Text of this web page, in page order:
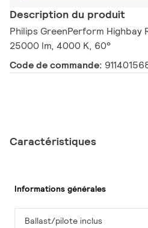
Description du produit
Philips GreenPerform Highbay
25000 lm, 4000 K, 60°
Code de commande:
Caractéristiques
Informations générales
Ballast/pilote inclus